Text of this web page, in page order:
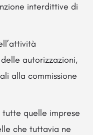
interdittive di
autorizzazioni,
alla commissione
quelle imprese
che tuttavia ne